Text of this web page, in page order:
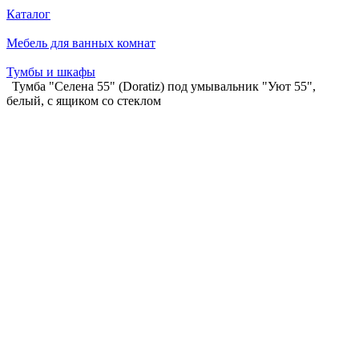
Каталог
Мебель для ванных комнат
Тумбы и шкафы
Тумба "Селена 55" (Doratiz) под умывальник "Уют 55",
белый, с ящиком со стеклом